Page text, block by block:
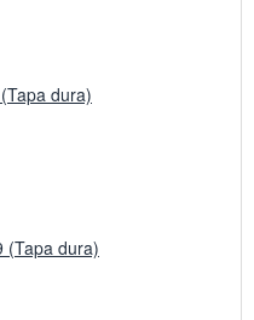
dura)
(Tapa dura)